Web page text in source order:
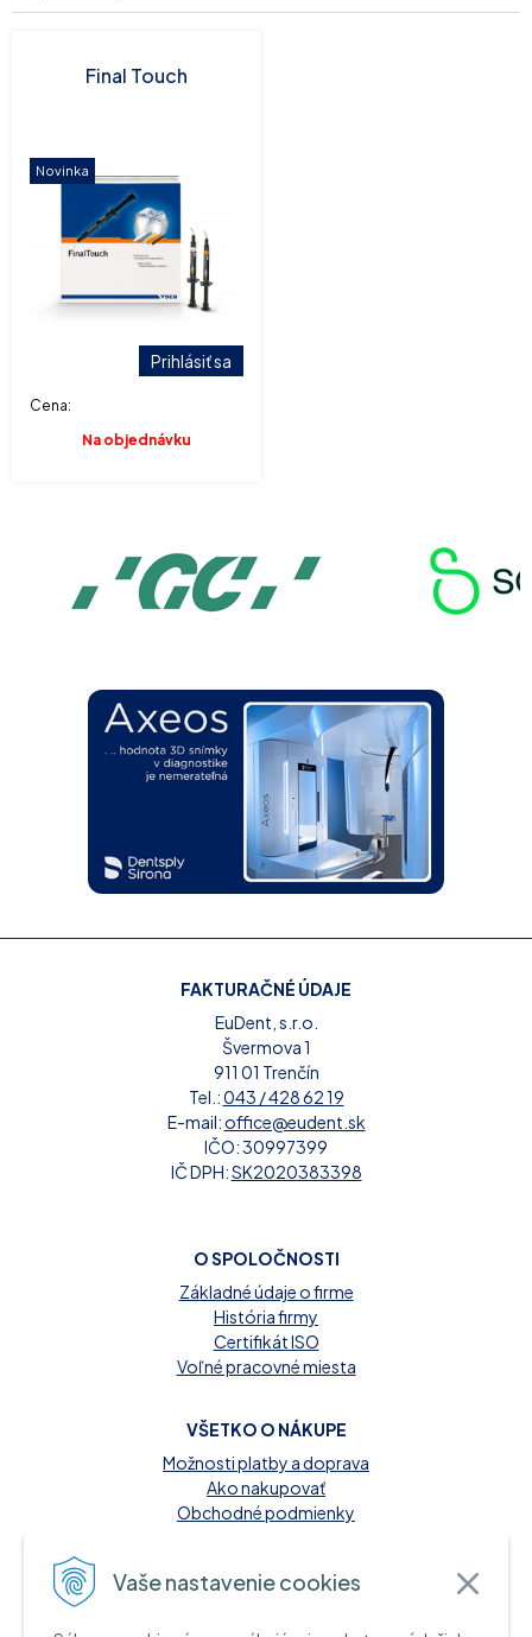
Vaše nastavenie cookies
Final Touch
Novinka
Cena:
Prihlásiť sa
Na objednávku
FAKTURAČNÉ ÚDAJE
EuDent, s.r.o.
Švermova 1
911 01 Trenčín
Tel.:043 / 428 62 19
E-mail:office@eudent.sk
IČO: 30997399
IČ DPH:SK2020383398
O SPOLOČNOSTI
Základné údaje o firme
História firmy
Certifikát ISO
Voľné pracovné miesta
VŠETKO O NÁKUPE
Možnosti platby a doprava
Ako nakupovať
Obchodné podmienky
MOŽNOSTI PLATBY